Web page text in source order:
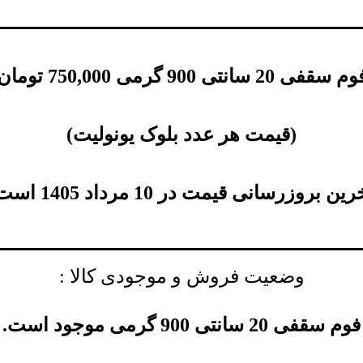
20 سانتی 900 گرمی 750,000
(قیمت هر عدد بلوک یونولیت)
بروزرسانی قیمت در 10 مرداد 1405 است.
وضعیت فروش و موجودی کالا :
فوم سقفی 20 سانتی 900 گرمی موجود است.